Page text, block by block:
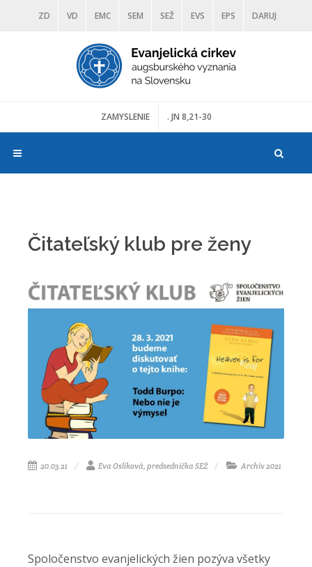
ZD VD EMC SEM SEŽ EVS EPS DARUJ
DIAKONIA ŠKOLY TRANOSCIUS
ZAMYSLENIE . JN 8,21-30
Čitateľský klub pre ženy
20.03.21 Eva Oslíková, predsedníčka SEŽ Archív 2021
Spoločenstvo evanjelických žien pozýva všetky